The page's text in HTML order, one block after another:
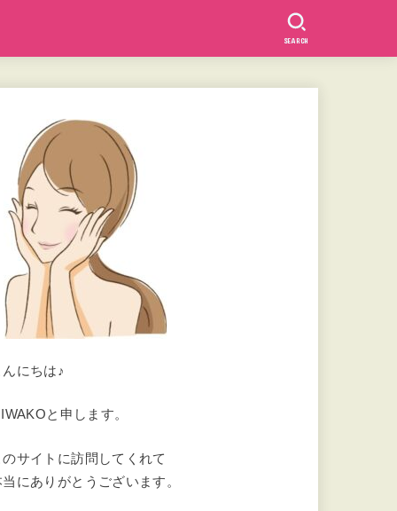
SEARCH
んにちは♪
と申します。
のサイトに訪問してくれて
当にありがとうございます。